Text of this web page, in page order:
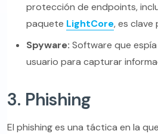
protección de endpoints,
paquete LightCore, es clave
Spyware: Software que
usuario para capturar
3. Phishing
El phishing es una táctica en la